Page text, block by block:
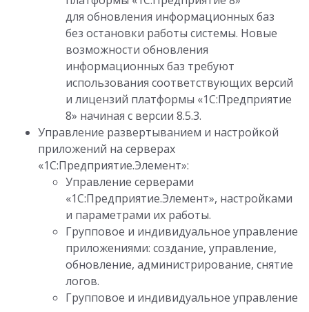
для обновления информационных баз
без остановки работы системы. Новые
возможности обновления
информационных баз требуют
использования соответствующих версий
и лицензий платформы «1С:Предприятие
8» начиная с версии 8.5.3.
Управление развертыванием и настройкой
приложений на серверах
«1С:Предприятие.Элемент»:
Управление серверами
«1С:Предприятие.Элемент», настройками
и параметрами их работы.
Групповое и индивидуальное управление
приложениями: создание, управление,
обновление, администрирование, снятие
логов.
Групповое и индивидуальное управление